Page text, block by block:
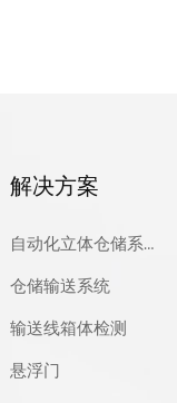
解决方案
自动化立体仓储系统
仓储输送系统
输送线箱体检测
悬浮门